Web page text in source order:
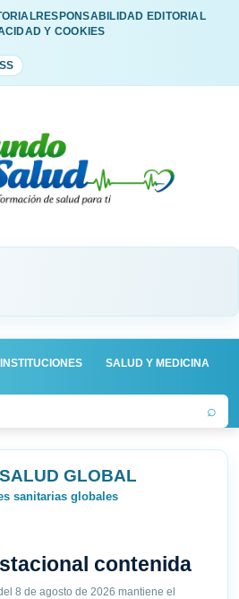
RESPONSABILIDAD EDITORIAL
Y COOKIES
SALUD Y MEDICINA
⌕
GLOBAL
sanitarias globales
contenida
8 de agosto de 2026 mantiene el